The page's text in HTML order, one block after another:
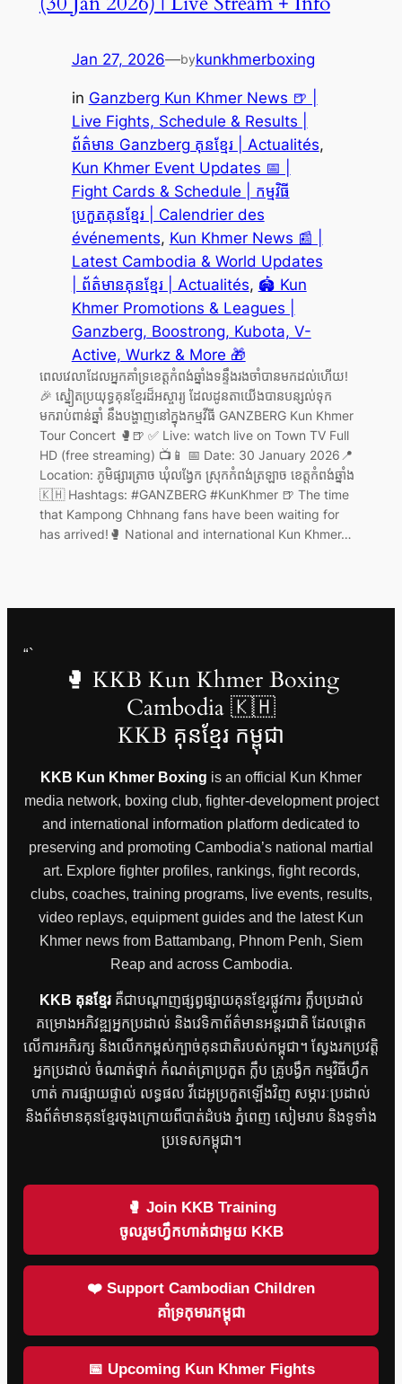
Jan 27, 2026—bykunkhmerboxing
in Ganzberg Kun Khmer News 🍺 |
Live Fights, Schedule & Results |
ព័ត៌មាន Ganzberg គុនខ្មែរ | Actualités
Kun Khmer Event Updates 📅 |
Fight Cards & Schedule | កម្មវិធី
ប្រកួតគុនខ្មែរ | Calendrier des
événements, Kun Khmer News 📰 |
Latest Cambodia & World Updates
| ព័ត៌មានគុនខ្មែរ | Actualités, 🏟️ Kun
Khmer Promotions & Leagues |
Ganzberg, Boostrong, Kubota, V-
Active, Wurkz & More 🎁
ពេលវេលាដែលអ្នកគាំទ្រខេត្តកំពង់ឆ្នាំងទន្ទឹងរងចាំបានមកដល់ហើយ!
🎉 ស្នៀតប្រយុទ្ធគុនខ្មែរដ៏អស្ចារ្យ ដែលដូនតាយើងបានបន្សល់ទុក
មករាប់ពាន់ឆ្នាំ នឹងបង្ហាញនៅក្នុងកម្មវីធី GANZBERG Kun Khmer
Tour Concert 🥊🍺 ✅ Live: watch live on Town TV Full
HD (free streaming) 📺📱 📅 Date: 30 January 2026📍
Location: ភូមិផ្សារត្រាច ឃុំលង្វែក ស្រុកកំពង់ត្រឡាច ខេត្តកំពង់ឆ្នាំង
🇰🇭 Hashtags: #GANZBERG #KunKhmer 🍺 The time
that Kampong Chhnang fans have been waiting for
has arrived!🥊 National and international Kun Khmer…
“`
🥊 KKB Kun Khmer Boxing
Cambodia 🇰🇭
KKB គុនខ្មែរ កម្ពុជា
KKB Kun Khmer Boxing is an official Kun Khmer
media network, boxing club, fighter-development project
and international information platform dedicated to
preserving and promoting Cambodia’s national martial
art. Explore fighter profiles, rankings, fight records,
clubs, coaches, training programs, live events, results,
video replays, equipment guides and the latest Kun
Khmer news from Battambang, Phnom Penh, Siem
Reap and across Cambodia.
KKB គុនខ្មែរគឺជាបណ្តាញផ្សព្វផ្សាយគុនខ្មែរផ្លូវការ ក្លឹបប្រដាល់
គម្រោងអភិវឌ្ឍអ្នកប្រដាល់ និងវេទិកាព័ត៌មានអន្តរជាតិ ដែលផ្តោត
លើការអភិរក្ស និងលើកកម្ពស់ក្បាច់គុនជាតិរបស់កម្ពុជា។ ស្វែងរកប្រវត្តិ
អ្នកប្រដាល់ ចំណាត់ថ្នាក់ កំណត់ត្រាប្រកួត ក្លឹប គ្រូបង្វឹក កម្មវិធីហ្វឹក
ហាត់ ការផ្សាយផ្ទាល់ លទ្ធផល វីដេអូប្រកួតឡើងវិញ សម្ភារៈប្រដាល់
និងព័ត៌មានគុនខ្មែរចុងក្រោយពីបាត់ដំបង ភ្នំពេញ សៀមរាប និងទូទាំង
ប្រទេសកម្ពុជា។
🥊 Join KKB Training
ចូលរួមហ្វឹកហាត់ជាមួយ KKB
❤️ Support Cambodian Children
គាំទ្រកុមារកម្ពុជា
📅 Upcoming Kun Khmer Fights